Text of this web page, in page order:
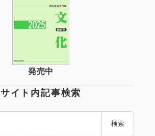
発売中
サイト内記事検索
検索